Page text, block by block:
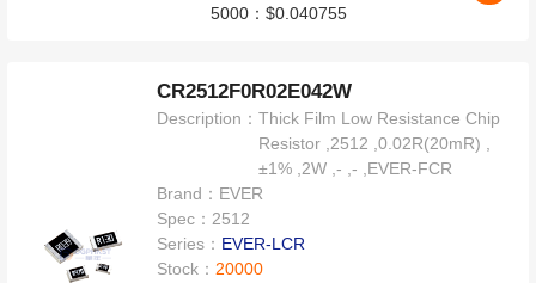
5000：$0.040755
CR2512F0R02E042W
Description：Thick Film Low Resistance Chip
Resistor ,2512 ,0.02R(20mR) ,
±1% ,2W ,- ,- ,EVER-FCR
Brand： EVER
Spec： 2512
Series： EVER-LCR
Stock： 20000